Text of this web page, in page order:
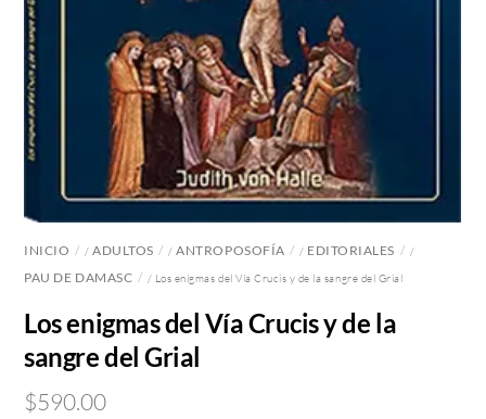
INICIO /ADULTOS /ANTROPOSOFÍA / EDITORIALES /
PAU DE DAMASC / Los enigmas del Vía Crucis y de la sangre del Grial
Los enigmas del Vía Crucis y de la
sangre del Grial
$590.00